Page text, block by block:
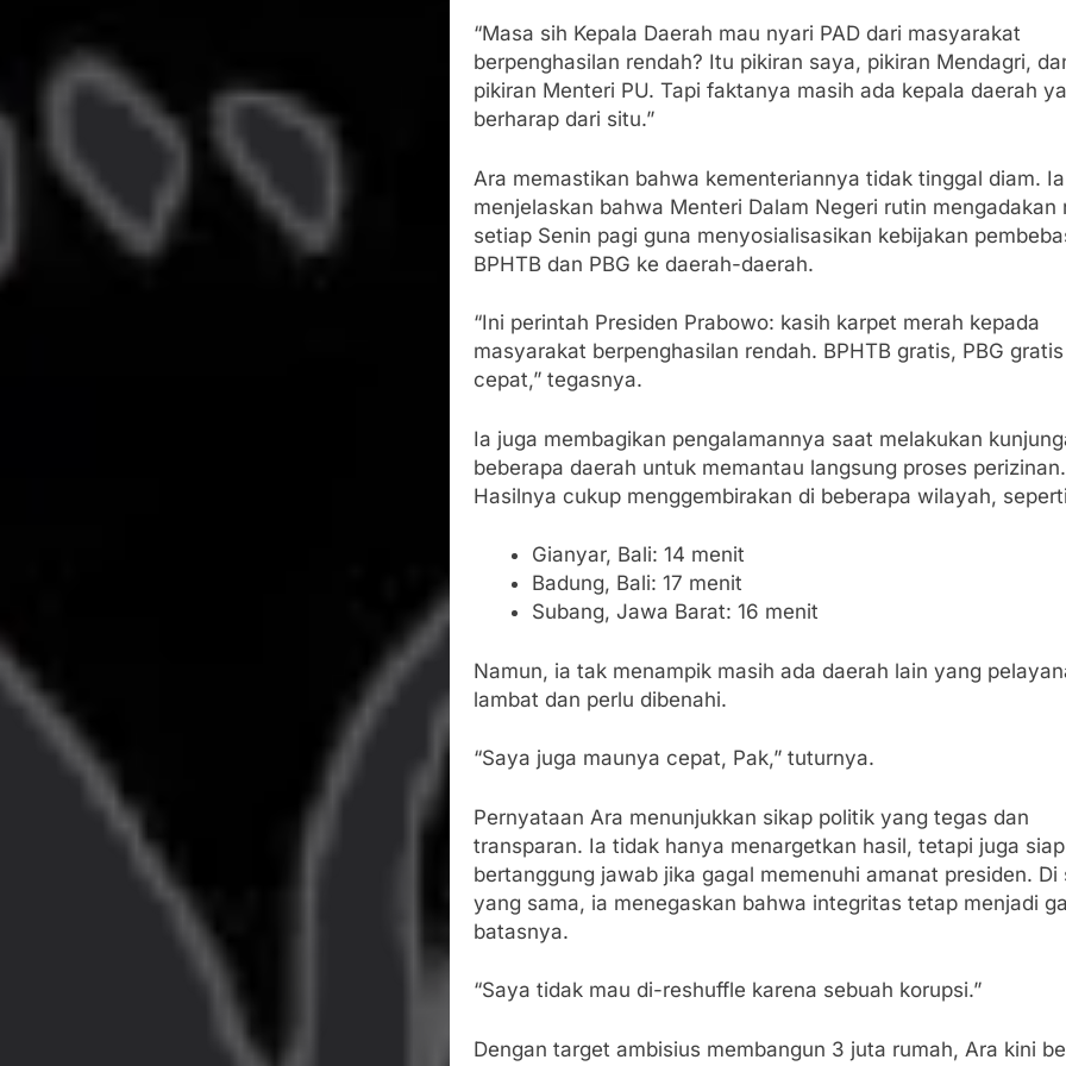
“Masa sih Kepala Daerah mau nyari PAD dari masyarakat
berpenghasilan rendah? Itu pikiran saya, pikiran Mendagri,
pikiran Menteri PU. Tapi faktanya masih ada kepala daerah
berharap dari situ.”
Ara memastikan bahwa kementeriannya tidak tinggal diam. Ia
menjelaskan bahwa Menteri Dalam Negeri rutin mengadakan
setiap Senin pagi guna menyosialisasikan kebijakan
BPHTB dan PBG ke daerah-daerah.
“Ini perintah Presiden Prabowo: kasih karpet merah kepada
masyarakat berpenghasilan rendah. BPHTB gratis, PBG
cepat,” tegasnya.
Ia juga membagikan pengalamannya saat melakukan
beberapa daerah untuk memantau langsung proses perizinan.
Hasilnya cukup menggembirakan di beberapa wilayah,
Gianyar, Bali: 14 menit
Badung, Bali: 17 menit
Subang, Jawa Barat: 16 menit
Namun, ia tak menampik masih ada daerah lain yang
lambat dan perlu dibenahi.
“Saya juga maunya cepat, Pak,” tuturnya.
Pernyataan Ara menunjukkan sikap politik yang tegas dan
transparan. Ia tidak hanya menargetkan hasil, tetapi juga siap
bertanggung jawab jika gagal memenuhi amanat presiden. Di
yang sama, ia menegaskan bahwa integritas tetap menjadi
batasnya.
“Saya tidak mau di-reshuffle karena sebuah korupsi.”
Dengan target ambisius membangun 3 juta rumah, Ara kini